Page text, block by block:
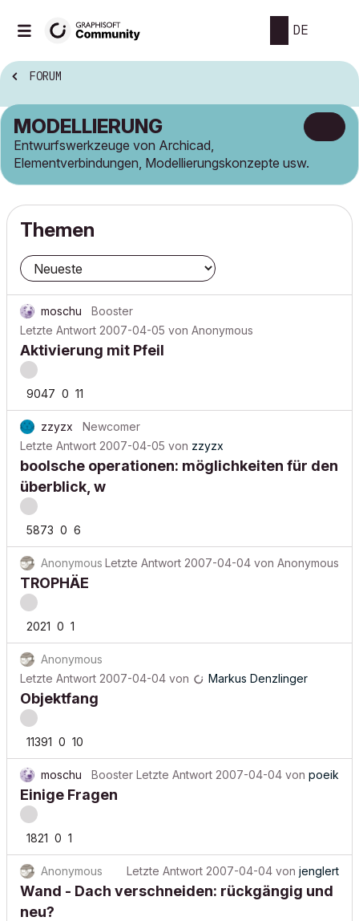
DE
FORUM
MODELLIERUNG
Entwurfswerkzeuge von Archicad,
Elementverbindungen, Modellierungskonzepte usw.
Themen
moschu
Booster
Letzte Antwort 2007-04-05 von Anonymous
Aktivierung mit Pfeil
9047 0 11
zzyzx
Newcomer
Letzte Antwort 2007-04-05 von zzyzx
boolsche operationen: möglichkeiten für den
überblick, w
5873 0 6
Anonymous Letzte Antwort 2007-04-04 von Anonymous
TROPHÄE
2021 0 1
Anonymous
Letzte Antwort 2007-04-04 von Markus Denzlinger
Objektfang
11391 0 10
moschu Booster Letzte Antwort 2007-04-04 von poeik
Einige Fragen
1821 0 1
Anonymous Letzte Antwort 2007-04-04 von jenglert
Wand - Dach verschneiden: rückgängig und
neu?